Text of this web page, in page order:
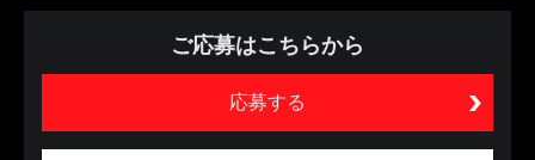
ご応募はこちらから
応募する